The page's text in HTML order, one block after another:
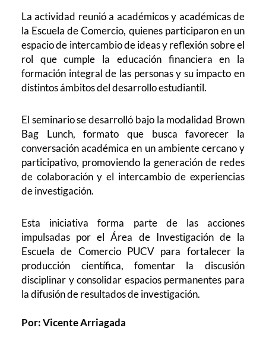
La actividad reunió a académicos y académicas de
la Escuela de Comercio, quienes participaron en un
espacio de intercambio de ideas y reflexión sobre el
rol que cumple la educación financiera en la
formación integral de las personas y su impacto en
distintos ámbitos del desarrollo estudiantil.
El seminario se desarrolló bajo la modalidad Brown
Bag Lunch, formato que busca favorecer la
conversación académica en un ambiente cercano y
participativo, promoviendo la generación de redes
de colaboración y el intercambio de experiencias
de investigación.
Esta iniciativa forma parte de las acciones
impulsadas por el Área de Investigación de la
Escuela de Comercio PUCV para fortalecer la
producción científica, fomentar la discusión
disciplinar y consolidar espacios permanentes para
la difusión de resultados de investigación.
Por: Vicente Arriagada